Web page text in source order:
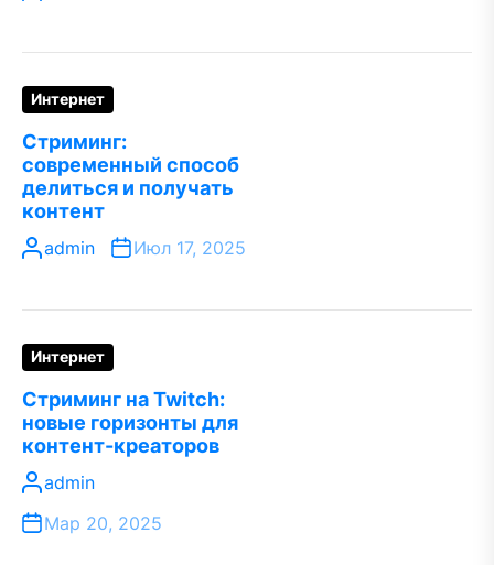
Интернет
Стриминг:
современный способ
делиться и получать
контент
admin Июл 17, 2025
Интернет
Стриминг на Twitch:
новые горизонты для
контент-креаторов
admin
Мар 20, 2025